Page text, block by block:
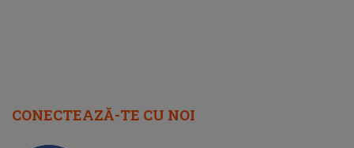
CONECTEAZĂ-TE CU NOI